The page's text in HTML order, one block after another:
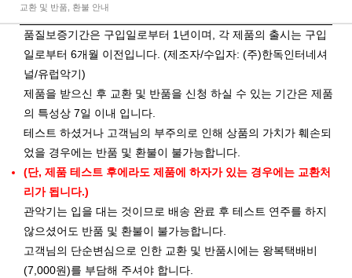
교환 및 반품, 환불 안내
품질보증기간은 구입일로부터 1년이며, 각 제품의 출시는 구입
일로부터 6개월 이전입니다. (제조자/수입자: (주)한독인터네셔
널/유럽악기)
제품을 받으신 후 교환 및 반품을 신청 하실 수 있는 기간은 제품
의 특성상 7일 이내 입니다.
테스트 하셨거나 고객님의 부주의로 인해 상품의 가치가 훼손되
었을 경우에는 반품 및 환불이 불가능합니다.
(단, 제품 테스트 후에라도 제품에 하자가 있는 경우에는 교환처
리가 됩니다.)
관악기는 입을 대는 것이므로 배송 완료 후 테스트 연주를 하지
않으셨어도 반품 및 환불이 불가능합니다.
고객님의 단순변심으로 인한 교환 및 반품시에는 왕복택배비
(7,000원)를 부담해 주셔야 합니다.